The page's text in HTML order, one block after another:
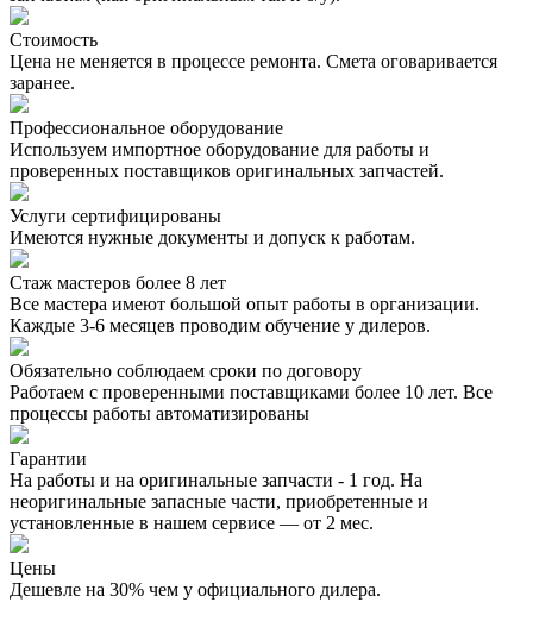
Стоимость
Цена не меняется в процессе ремонта. Смета оговаривается
заранее.
Профессиональное оборудование
Используем импортное оборудование для работы и
проверенных поставщиков оригинальных запчастей.
Услуги сертифицированы
Имеются нужные документы и допуск к работам.
Стаж мастеров более 8 лет
Все мастера имеют большой опыт работы в организации.
Каждые 3-6 месяцев проводим обучение у дилеров.
Обязательно соблюдаем сроки по договору
Работаем с проверенными поставщиками более 10 лет. Все
процессы работы автоматизированы
Гарантии
На работы и на оригинальные запчасти - 1 год. На
неоригинальные запасные части, приобретенные и
установленные в нашем сервисе — от 2 мес.
Цены
Дешевле на 30% чем у официального дилера.